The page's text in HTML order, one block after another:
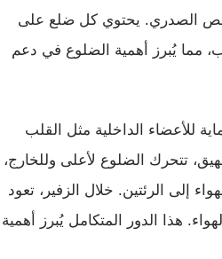
الصدري. يحتوي كل ضلع على
مما يُبرز أهمية الضلوع في دعم
للأعضاء الداخلية مثل القلب
تتحرك الضلوع لأعلى وللخارج،
إلى الرئتين. خلال الزفير، تعود
هذا الدور المتكامل يُبرز أهمية